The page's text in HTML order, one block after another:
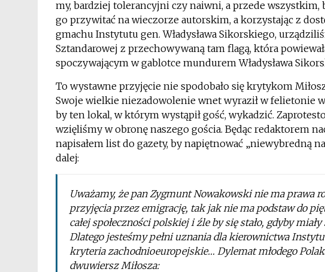
my, bardziej tolerancyjni czy naiwni, a przede
go przywitać na wieczorze autorskim, a korzystając z
gmachu Instytutu gen. Władysława Sikorskiego,
Sztandarowej z przechowywaną tam flagą, która
spoczywającym w gablotce mundurem Władysława
To wystawne przyjęcie nie spodobało się krytykom
Swoje wielkie niezadowolenie wnet wyraził w felietonie
by ten lokal, w którym wystąpił gość, wykadzić.
wzięliśmy w obronę naszego gościa. Będąc redaktorem
napisałem list do gazety, by napiętnować „niewybredną
dalej:
Uważamy, że pan Zygmunt Nowakowski nie ma prawa
przyjęcia przez emigrację, tak jak nie ma podstaw do
całej społeczności polskiej i źle by się stało, gdyby
Dlatego jesteśmy pełni uznania dla kierownictwa
kryteria zachodnioeuropejskie… Dylemat młodego
dwuwiersz Miłosza: